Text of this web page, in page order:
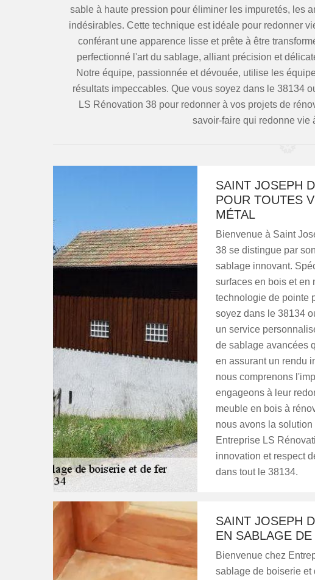
sable à haute pression pour éliminer les impuretés, les
indésirables. Cette technique est idéale pour redonner
conférant une apparence lisse et prête à être
perfectionné l'art du sablage, alliant précision et
Notre équipe, passionnée et dévouée, utilise les
résultats impeccables. Que vous soyez dans le 38134
LS Rénovation 38 pour redonner à vos projets de
savoir-faire qui redonne vie
SAINT JOSEPH
POUR TOUTES
MÉTAL
Bienvenue à Saint
38 se distingue par
sablage innovant.
surfaces en bois et en
technologie de pointe
soyez dans le 38134
un service
de sablage avancées
en assurant un rendu
nous comprenons
engageons à leur
meuble en bois à
nous avons la
Entreprise LS
innovation et respect
dans tout le 38134.
SAINT JOSEPH
EN SABLAGE
Bienvenue chez
sablage de boiserie et